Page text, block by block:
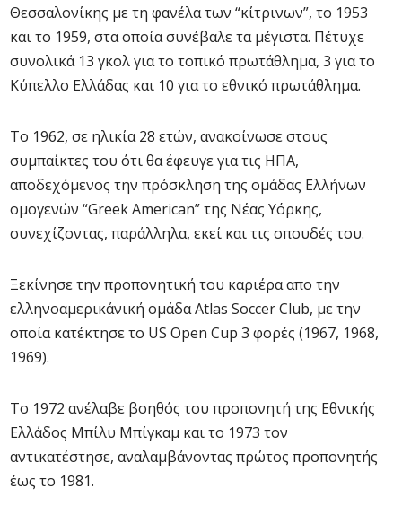
Θεσσαλονίκης με τη φανέλα των “κίτρινων”, το 1953
και το 1959, στα οποία συνέβαλε τα μέγιστα. Πέτυχε
συνολικά 13 γκολ για το τοπικό πρωτάθλημα, 3 για το
Κύπελλο Ελλάδας και 10 για το εθνικό πρωτάθλημα.
Το 1962, σε ηλικία 28 ετών, ανακοίνωσε στους
συμπαίκτες του ότι θα έφευγε για τις ΗΠΑ,
αποδεχόμενος την πρόσκληση της ομάδας Ελλήνων
ομογενών “Greek American” της Νέας Υόρκης,
συνεχίζοντας, παράλληλα, εκεί και τις σπουδές του.
Ξεκίνησε την προπονητική του καριέρα απο την
ελληνοαμερικάνική ομάδα Atlas Soccer Club, με την
οποία κατέκτησε το US Open Cup 3 φορές (1967, 1968,
1969).
Το 1972 ανέλαβε βοηθός του προπονητή της Εθνικής
Ελλάδος Μπίλυ Μπίγκαμ και το 1973 τον
αντικατέστησε, αναλαμβάνοντας πρώτος προπονητής
έως το 1981.